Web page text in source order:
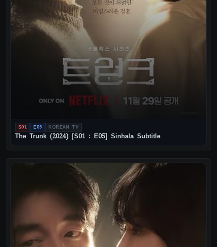
S01 E05 KOREAN TV
The Trunk (2024) [S01 : E05] Sinhala Subtitle